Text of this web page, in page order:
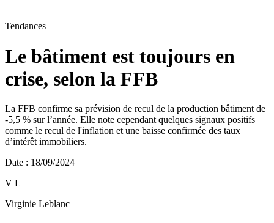
Tendances
Le bâtiment est toujours en
crise, selon la FFB
La FFB confirme sa prévision de recul de la production bâtiment de
-5,5 % sur l’année. Elle note cependant quelques signaux positifs
comme le recul de l'inflation et une baisse confirmée des taux
d’intérêt immobiliers.
Date : 18/09/2024
V L
Virginie Leblanc